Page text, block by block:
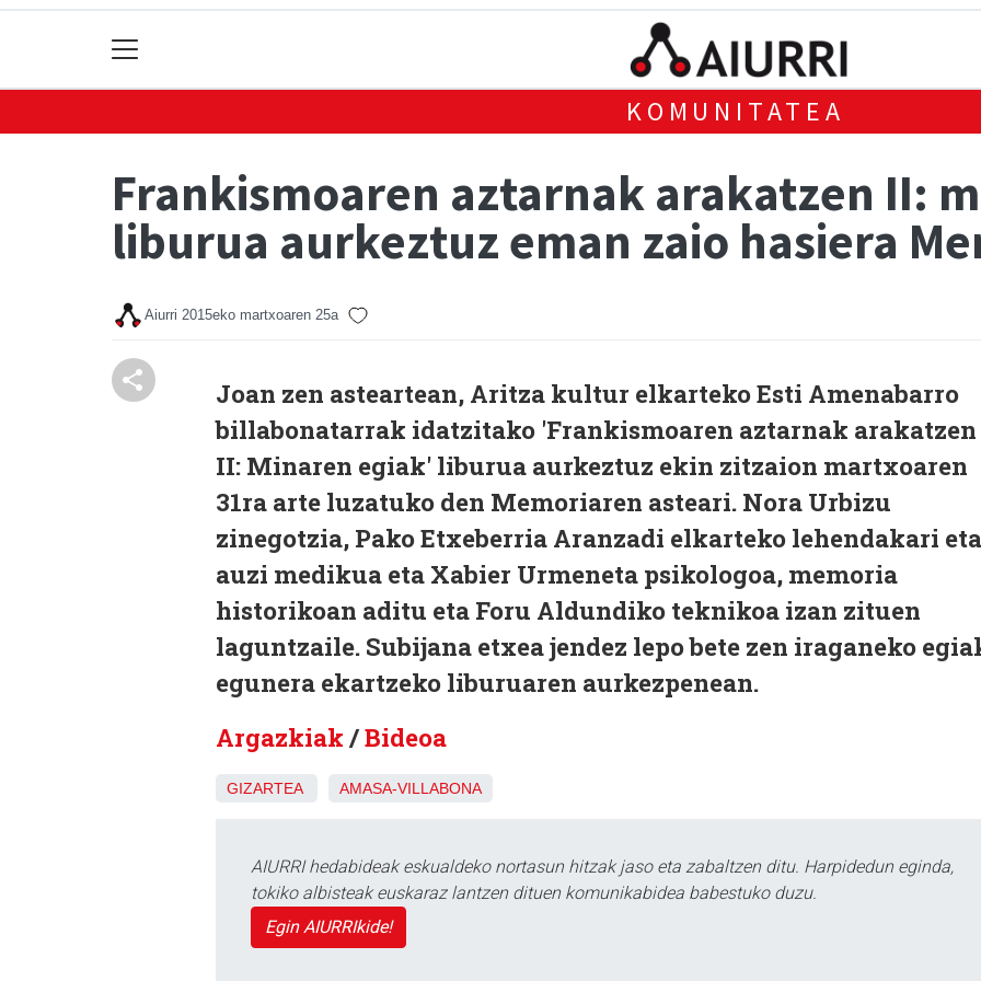
KOMUNITATEA
Frankismoaren aztarnak arakatzen II:
liburua aurkeztuz eman zaio hasiera
Aiurri 2015eko martxoaren 25a
Joan zen asteartean, Aritza kultur elkarteko Esti Amenabarro
billabonatarrak idatzitako 'Frankismoaren aztarnak arakatzen
II: Minaren egiak' liburua aurkeztuz ekin zitzaion martxoaren
31ra arte luzatuko den Memoriaren asteari. Nora Urbizu
zinegotzia, Pako Etxeberria Aranzadi elkarteko lehendakari eta
auzi medikua eta Xabier Urmeneta psikologoa, memoria
historikoan aditu eta Foru Aldundiko teknikoa izan zituen
laguntzaile. Subijana etxea jendez lepo bete zen iraganeko
egunera ekartzeko liburuaren aurkezpenean.
Argazkiak /Bideoa
GIZARTEA AMASA-VILLABONA
AIURRI hedabideak eskualdeko nortasun hitzak jaso eta zabaltzen ditu. Harpidedun eginda,
tokiko albisteak euskaraz lantzen dituen komunikabidea babestuko duzu.
Egin AIURRIkide!